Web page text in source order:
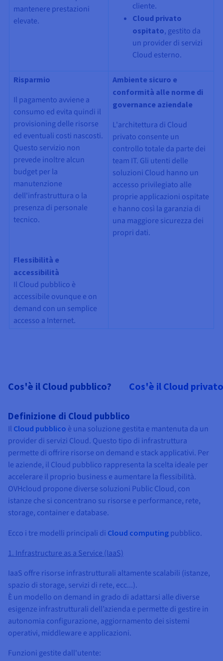
mantenere prestazioni
elevate.
cliente.
Cloud privato
ospitato, gestito da
un provider di servizi
Cloud esterno.
Risparmio
Il pagamento avviene a
consumo ed evita quindi il
provisioning delle risorse
ed eventuali costi nascosti.
Questo servizio non
prevede inoltre alcun
budget per la
manutenzione
dell'infrastruttura o la
presenza di personale
tecnico.
Flessibilità e
accessibilità
Il Cloud pubblico è
accessibile ovunque e on
demand con un semplice
accesso a Internet.
Ambiente sicuro e
conformità alle norme di
governance aziendale
L'architettura di Cloud
privato consente un
controllo totale da parte dei
team IT. Gli utenti delle
soluzioni Cloud hanno un
accesso privilegiato alle
proprie applicazioni ospitate
e hanno così la garanzia di
una maggiore sicurezza dei
propri dati.
Cos'è il Cloud pubblico? Cos'è il Cloud
Definizione di Cloud pubblico
Il Cloud pubblico è una soluzione gestita e mantenuta da un
provider di servizi Cloud. Questo tipo di infrastruttura
permette di offrire risorse on demand e stack applicativi. Per
le aziende, il Cloud pubblico rappresenta la scelta ideale per
accelerare il proprio business e aumentare la flessibilità.
OVHcloud propone diverse soluzioni Public Cloud, con
istanze che si concentrano su risorse e performance, rete,
storage, container e database.
Ecco i tre modelli principali di Cloud computing pubblico.
1. Infrastructure as a Service (IaaS)
IaaS offre risorse infrastrutturali altamente scalabili (istanze,
spazio di storage, servizi di rete, ecc...).
È un modello on demand in grado di adattarsi alle diverse
esigenze infrastrutturali dell’azienda e permette di gestire in
autonomia configurazione, aggiornamento dei sistemi
operativi, middleware e applicazioni.
Funzioni gestite dall'utente: